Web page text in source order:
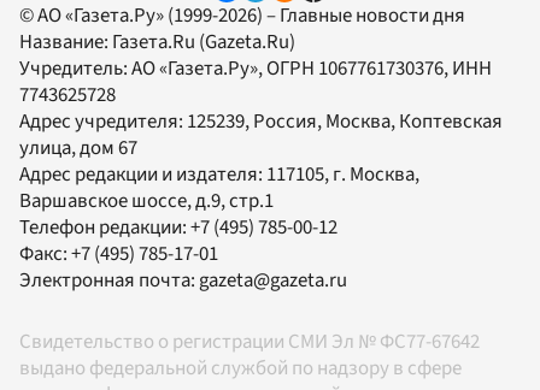
© АО «Газета.Ру» (1999-2026) – Главные новости дня
Название: Газета.Ru (Gazeta.Ru)
Учредитель:АО «Газета.Ру», ОГРН 1067761730376, ИНН
7743625728
Адрес учредителя: 125239, Россия, Москва, Коптевская
улица, дом 67
Адрес редакции и издателя: 117105, г. Москва,
Варшавское шоссе, д.9, стр.1
Телефон редакции:+7 (495) 785-00-12
Факс:+7 (495) 785-17-01
Электронная почта:gazeta@gazeta.ru
Свидетельство о регистрации СМИ Эл № ФС77-67642
выдано федеральной службой по надзору в сфере